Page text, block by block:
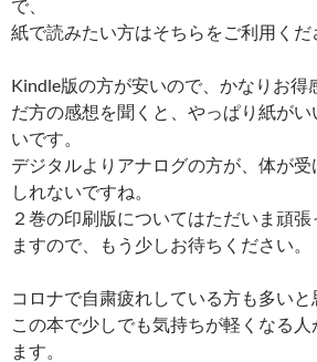
で、
紙で読みたい方はそちらをご利用くだ
Kindle版の方が安いので、かなりお得
だ方の感想を聞くと、やっぱり紙が
いです。
デジタルよりアナログの方が、体が
しれないですね。
２巻の印刷版についてはただいま頑
ますので、もう少しお待ちください。
コロナで自粛疲れしている方も多いと
この本で少しでも気持ちが軽くなる人
ます。